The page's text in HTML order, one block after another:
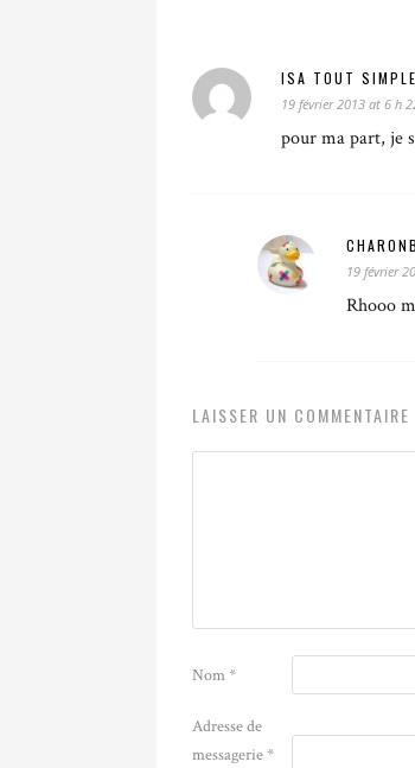
ISA TOUT
19 février 2013 at 6 h
pour ma part, je
19 février
Rhooo
LAISSER UN COMMENTAIRE
Nom*
Adresse de
messagerie*